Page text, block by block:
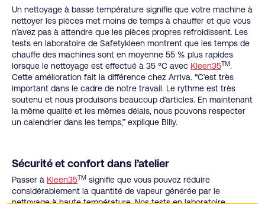
Un nettoyage à basse température signifie que votre machine à
nettoyer les pièces met moins de temps à chauffer et que vous
n’avez pas à attendre que les pièces propres refroidissent. Les
tests en laboratoire de Safetykleen montrent que les temps de
chauffe des machines sont en moyenne 55 % plus rapides
lorsque le nettoyage est effectué à 35 °C avec Kleen35TM.
Cette amélioration fait la différence chez Arriva. “C’est très
important dans le cadre de notre travail. Le rythme est très
soutenu et nous produisons beaucoup d’articles. En maintenant
la même qualité et les mêmes délais, nous pouvons respecter
un calendrier dans les temps,” explique Billy.
Sécurité et confort dans l’atelier
Passer à Kleen35TM signifie que vous pouvez réduire
considérablement la quantité de vapeur générée par le